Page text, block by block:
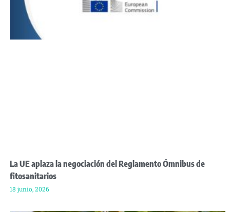
La UE aplaza la negociación del Reglamento Ómnibus de
fitosanitarios
18 junio, 2026